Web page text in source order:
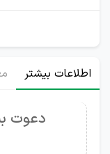
اطلاعات بیشتر
دعوت